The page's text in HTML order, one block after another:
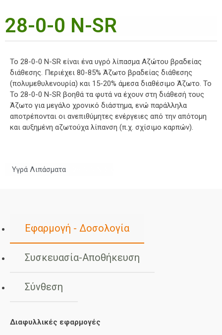
28-0-0 N-SR
Το 28-0-0 N-SR είναι ένα υγρό λίπασμα Αζώτου βραδείας
διάθεσης. Περιέχει 80-85% Άζωτο βραδείας διάθεσης
(πολυμεθυλενουρία) και 15-20% άμεσα διαθέσιμο Άζωτο. To
Το 28-0-0 N-SR βοηθά τα φυτά να έχουν στη διάθεσή τους
Άζωτο για μεγάλο χρονικό διάστημα, ενώ παράλληλα
αποτρέπονται οι ανεπιθύμητες ενέργειες από την απότομη
και αυξημένη αζωτούχα λίπανση (π.χ. σχίσιμο καρπών).
Υγρά Λιπάσματα
Εφαρμογή - Δοσολογία
Συσκευασία-Αποθήκευση
Σύνθεση
Διαφυλλικές εφαρμογές